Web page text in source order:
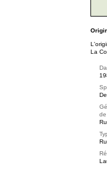
La
de